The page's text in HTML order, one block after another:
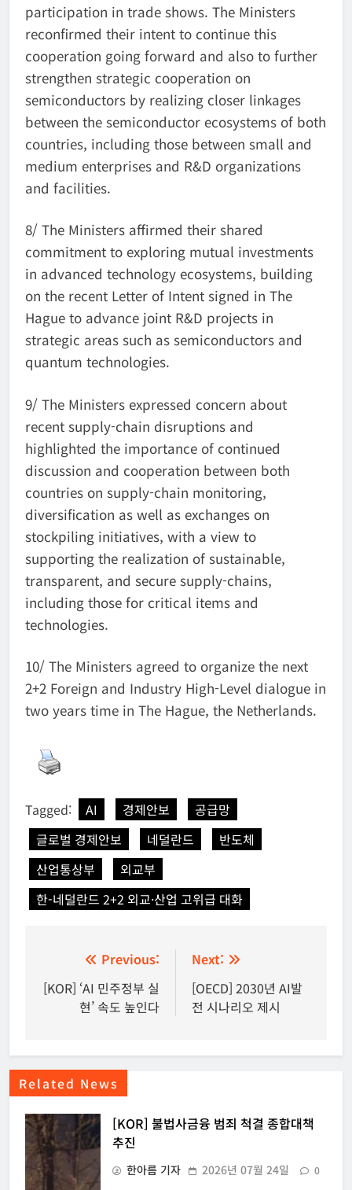
participation in trade shows. The Ministers
reconfirmed their intent to continue this
cooperation going forward and also to further
strengthen strategic cooperation on
semiconductors by realizing closer linkages
between the semiconductor ecosystems of both
countries, including those between small and
medium enterprises and R&D organizations
and facilities.
8/ The Ministers affirmed their shared
commitment to exploring mutual investments
in advanced technology ecosystems, building
on the recent Letter of Intent signed in The
Hague to advance joint R&D projects in
strategic areas such as semiconductors and
quantum technologies.
9/ The Ministers expressed concern about
recent supply-chain disruptions and
highlighted the importance of continued
discussion and cooperation between both
countries on supply-chain monitoring,
diversification as well as exchanges on
stockpiling initiatives, with a view to
supporting the realization of sustainable,
transparent, and secure supply-chains,
including those for critical items and
technologies.
10/ The Ministers agreed to organize the next
2+2 Foreign and Industry High-Level dialogue in
two years time in The Hague, the Netherlands.
Tagged: AI 경제안보
공급망
글로벌 경제안보
네덜란드
반도체
산업통상부
외교부
한-네덜란드 2+2 외교·산업 고위급 대화
탐
Previous:
[KOR] ‘AI 민주정부 실
현’ 속도 높인다
Next:
[OECD] 2030년 AI발
전 시나리오 제시
Related News
[KOR] 불법사금융 범죄 척결 종합대책
추진
한아름 기자 2026년 07월 24일 0